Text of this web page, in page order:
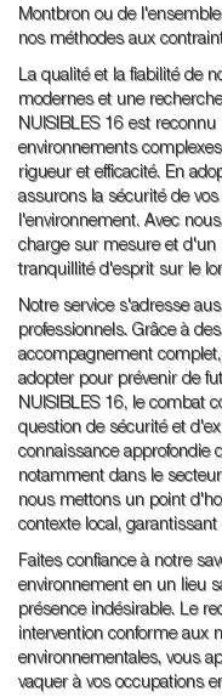
Montbron ou de
nos méthodes aux
La qualité et la fiabilité de
modernes et une
NUISIBLES 16 est
environnements
rigueur et efficacité. En
assurons la sécurité de
l'environnement. Avec
charge sur mesure et d'un
tranquillité d'esprit sur le
Notre service s'adresse
professionnels. Grâce à
accompagnement
adopter pour prévenir de
NUISIBLES 16, le combat
question de sécurité et
connaissance approfondie
notamment dans le
nous mettons un point
contexte local,
Faites confiance à notre
environnement en un lieu
présence indésirable. Le
intervention conforme aux
environnementales, vous
vaquer à vos occupations